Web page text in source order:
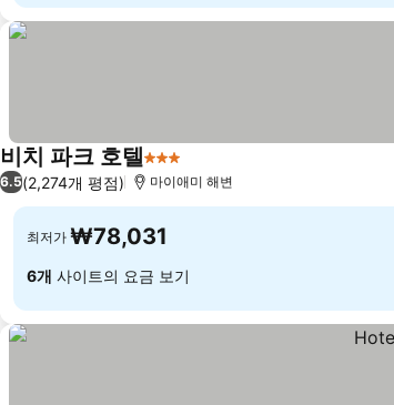
비치 파크 호텔3 성급
6.5(2,274개 평점) 마이애미 해변
최저가 ₩78,031
6개 사이트의 요금 보기